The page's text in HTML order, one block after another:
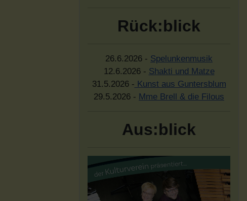
Rück:blick
26.6.2026 - Spelunkenmusik
12.6.2026 - Shakti und Matze
31.5.2026 - Kunst aus Guntersblum
29.5.2026 - Mme Brell & die Filous
Aus:blick